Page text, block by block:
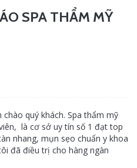
SPA THẨM MỸ
quý khách. Spa thẩm mỹ
là cơ sở uy tín số 1 đạt top
nhang, mụn sẹo chuẩn y khoa
đã điều trị cho hàng ngàn